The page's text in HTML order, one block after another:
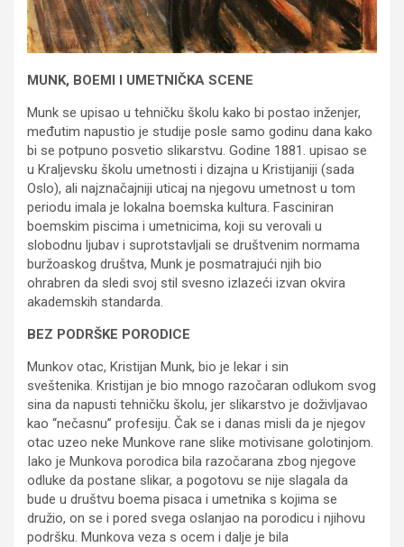
MUNK, BOEMI I UMETNIČKA SCENE
Munk se upisao u tehničku školu kako bi postao inženjer,
međutim napustio je studije posle samo godinu dana kako
bi se potpuno posvetio slikarstvu. Godine 1881. upisao se
u Kraljevsku školu umetnosti i dizajna u Kristijaniji (sada
Oslo), ali najznačajniji uticaj na njegovu umetnost u tom
periodu imala je lokalna boemska kultura. Fasciniran
boemskim piscima i umetnicima, koji su verovali u
slobodnu ljubav i suprotstavljali se društvenim normama
buržoaskog društva, Munk je posmatrajući njih bio
ohrabren da sledi svoj stil svesno izlazeći izvan okvira
akademskih standarda.
BEZ PODRŠKE PORODICE
Munkov otac, Kristijan Munk, bio je lekar i sin
sveštenika. Kristijan je bio mnogo razočaran odlukom svog
sina da napusti tehničku školu, jer slikarstvo je doživljavao
kao “nečasnu” profesiju. Čak se i danas misli da je njegov
otac uzeo neke Munkove rane slike motivisane golotinjom.
Iako je Munkova porodica bila razočarana zbog njegove
odluke da postane slikar, a pogotovu se nije slagala da
bude u društvu boema pisaca i umetnika s kojima se
družio, on se i pored svega oslanjao na porodicu i njihovu
podršku. Munkova veza s ocem i dalje je bila